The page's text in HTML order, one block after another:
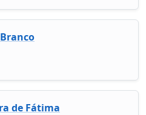
de Fátima